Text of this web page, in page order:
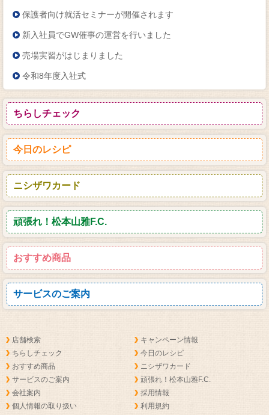
保護者向け就活セミナーが開催されます
新入社員でGW催事の運営を行いました
売場実習がはじまりました
令和8年度入社式
ちらしチェック
今日のレシピ
ニシザワカード
頑張れ！松本山雅F.C.
おすすめ商品
サービスのご案内
店舗検索
キャンペーン情報
ちらしチェック
今日のレシピ
おすすめ商品
ニシザワカード
サービスのご案内
頑張れ！松本山雅F.C.
会社案内
採用情報
個人情報の取り扱い
利用規約